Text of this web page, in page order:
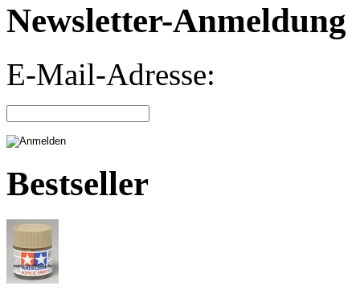
Newsletter-Anmeldung
E-Mail-Adresse:
Bestseller